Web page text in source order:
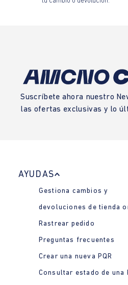
Suscríbete ahora nuestro
las ofertas exclusivas y lo
AYUDAS
Gestiona cambios y
devoluciones de tienda
Rastrear pedido
Preguntas frecuentes
Crear una nueva PQR
Consultar estado de una